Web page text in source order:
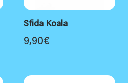
Sfida Koala
9,90€